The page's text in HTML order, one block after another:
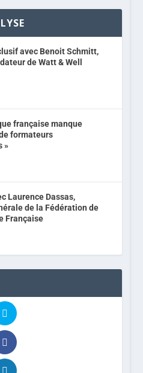
avec Benoit Schmitt,
de Watt & Well
française manque
formateurs
»
Laurence Dassas,
de la Fédération de
Française